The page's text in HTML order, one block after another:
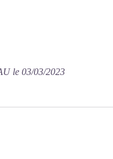
le 03/03/2023